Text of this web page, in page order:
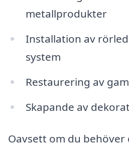
metallprodukter
Installation av
system
Restaurering av
Skapande av
Oavsett om du behöver